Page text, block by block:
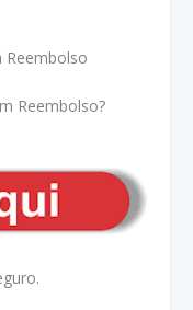
Reembolso
Reembolso?